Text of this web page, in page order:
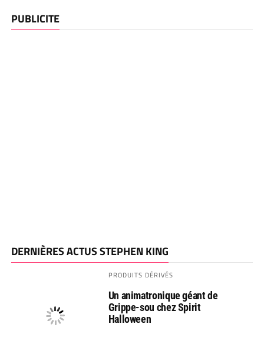
PUBLICITE
DERNIÈRES ACTUS STEPHEN KING
PRODUITS DÉRIVÉS
Un animatronique géant de
Grippe-sou chez Spirit
Halloween